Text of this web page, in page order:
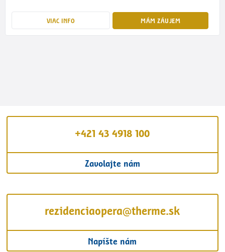
VIAC INFO MÁM ZÁUJEM
+421 43 4918 100
Zavolajte nám
rezidenciaopera@therme.sk
Napíšte nám